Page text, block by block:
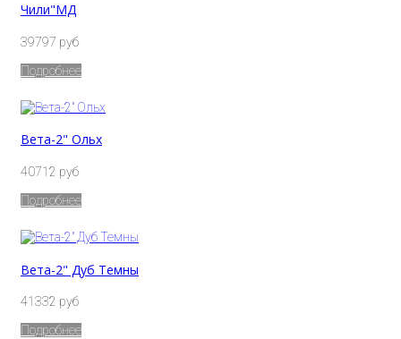
Чили"МД
39797 руб
Подробнее
Вета-2" Ольх
40712 руб
Подробнее
Вета-2" Дуб Темны
41332 руб
Подробнее